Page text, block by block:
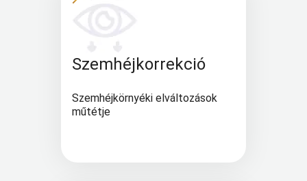
Szemhéjkorrekció
Szemhéjkörnyéki elváltozások
műtétje